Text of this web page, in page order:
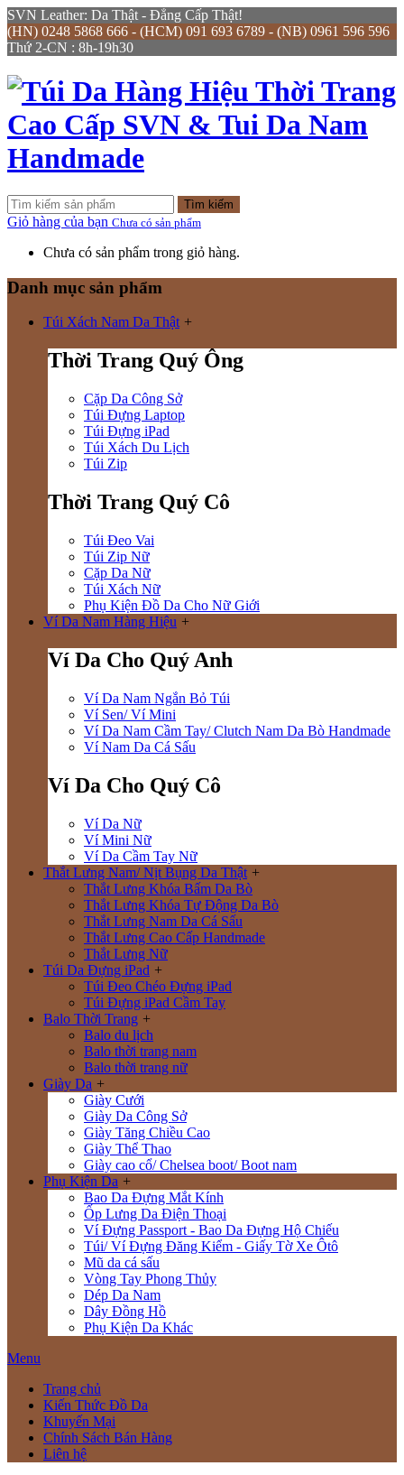
SVN Leather: Da Thật - Đẳng Cấp Thật!
(HN) 0248 5868 666 - (HCM) 091 693 6789 - (NB) 0961 596 596
Thứ 2-CN : 8h-19h30
Tìm kiếm
Giỏ hàng của bạn Chưa có sản phẩm
Chưa có sản phẩm trong giỏ hàng.
Danh mục sản phẩm
Túi Xách Nam Da Thật +
Thời Trang Quý Ông
Cặp Da Công Sở
Túi Đựng Laptop
Túi Đựng iPad
Túi Xách Du Lịch
Túi Zip
Thời Trang Quý Cô
Túi Đeo Vai
Túi Zip Nữ
Cặp Da Nữ
Túi Xách Nữ
Phụ Kiện Đồ Da Cho Nữ Giới
Ví Da Nam Hàng Hiệu +
Ví Da Cho Quý Anh
Ví Da Nam Ngắn Bỏ Túi
Ví Sen/ Ví Mini
Ví Da Nam Cầm Tay/ Clutch Nam Da Bò Handmade
Ví Nam Da Cá Sấu
Ví Da Cho Quý Cô
Ví Da Nữ
Ví Mini Nữ
Ví Da Cầm Tay Nữ
Thắt Lưng Nam/ Nịt Bụng Da Thật +
Thắt Lưng Khóa Bấm Da Bò
Thắt Lưng Khóa Tự Động Da Bò
Thắt Lưng Nam Da Cá Sấu
Thắt Lưng Cao Cấp Handmade
Thắt Lưng Nữ
Túi Da Đựng iPad +
Túi Đeo Chéo Đựng iPad
Túi Đựng iPad Cầm Tay
Balo Thời Trang +
Balo du lịch
Balo thời trang nam
Balo thời trang nữ
Giày Da +
Giày Cưới
Giày Da Công Sở
Giày Tăng Chiều Cao
Giày Thể Thao
Giày cao cổ/ Chelsea boot/ Boot nam
Phụ Kiện Da +
Bao Da Đựng Mắt Kính
Ốp Lưng Da Điện Thoại
Ví Đựng Passport - Bao Da Đựng Hộ Chiếu
Túi/ Ví Đựng Đăng Kiểm - Giấy Tờ Xe Ôtô
Mũ da cá sấu
Vòng Tay Phong Thủy
Dép Da Nam
Dây Đồng Hồ
Phụ Kiện Da Khác
Menu
Trang chủ
Kiến Thức Đồ Da
Khuyến Mại
Chính Sách Bán Hàng
Liên hệ